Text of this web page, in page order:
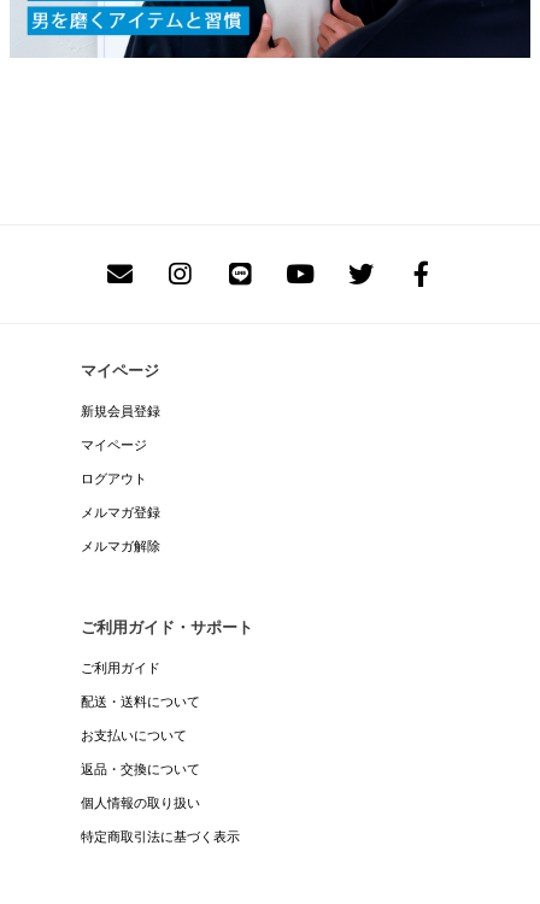
マイページ
新規会員登録
マイページ
ログアウト
メルマガ登録
メルマガ解除
ご利用ガイド・サポート
ご利用ガイド
配送・送料について
お支払いについて
返品・交換について
個人情報の取り扱い
特定商取引法に基づく表示